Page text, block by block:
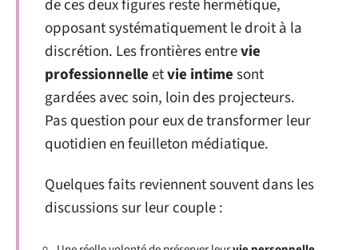
de ces deux figures reste hermétique,
opposant systématiquement le droit à la
discrétion. Les frontières entrevie
professionnelleetvie intimesont
gardées avec soin, loin des projecteurs.
Pas question pour eux de transformer leur
quotidien en feuilleton médiatique.
Quelques faits reviennent souvent dans les
discussions sur leur couple :